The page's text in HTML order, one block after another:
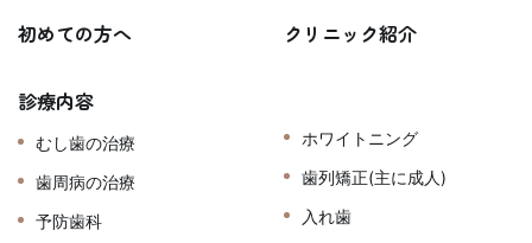
初めての方へ クリニック紹介
診療内容
むし歯の治療
歯周病の治療
予防歯科
ホワイトニング
歯列矯正(主に成人)
入れ歯